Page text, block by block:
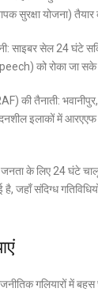
सुरक्षा योजना) तैयार
साइबर सेल 24 घंटे
को रोका जा
की तैनाती:
इलाकों में आरएएफ
के लिए 24 घंटे
जहाँ संदिग्ध
गलियारों में बहस